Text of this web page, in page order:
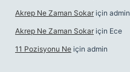
Akrep Ne Zaman Sokar için admin
Akrep Ne Zaman Sokar için Ece
11 Pozisyonu Ne için admin